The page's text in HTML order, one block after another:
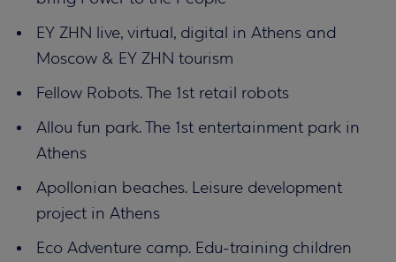
EY ZHN live, virtual, digital in Athens and
Moscow & EY ZHN tourism
Fellow Robots. The 1st retail robots
Allou fun park. The 1st entertainment park in
Athens
Apollonian beaches. Leisure development
project in Athens
Eco Adventure camp. Edu-training children